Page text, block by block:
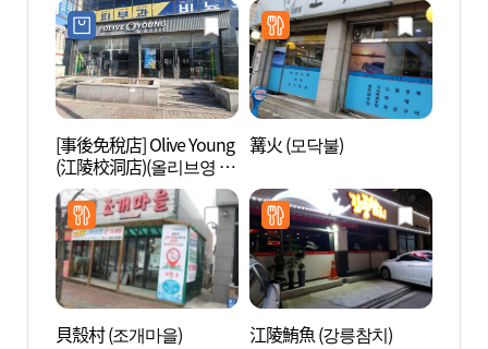
[事後免稅店] Olive Young
(江陵校洞店)(올리브영 강
릉교동점)
篝火 (모닥불)
貝殼村 (조개마을) 江陵鮪魚 (강릉참치)